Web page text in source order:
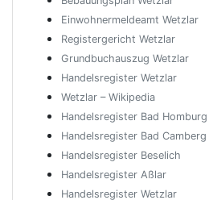
Einwohnermeldeamt Wetzlar
Registergericht Wetzlar
Grundbuchauszug Wetzlar
Handelsregister Wetzlar
Wetzlar – Wikipedia
Handelsregister Bad Homburg
Handelsregister Bad Camberg
Handelsregister Beselich
Handelsregister Aßlar
Handelsregister Wetzlar